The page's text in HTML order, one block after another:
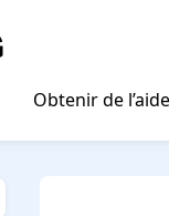
Obtenir de l’aide